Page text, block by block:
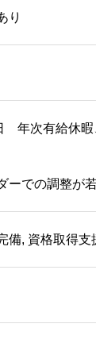
り
年次有給休暇
ーでの調整が
備, 資格取得支